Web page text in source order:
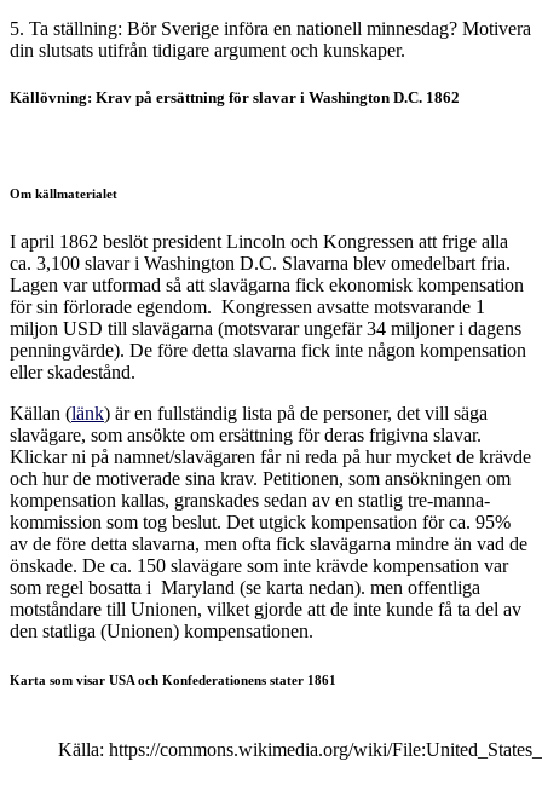
5. Ta ställning: Bör Sverige införa en nationell minnesdag? Motivera
din slutsats utifrån tidigare argument och kunskaper.
Källövning: Krav på ersättning för slavar i Washington D.C. 1862
Om källmaterialet
I april 1862 beslöt president Lincoln och Kongressen att frige alla
ca. 3,100 slavar i Washington D.C. Slavarna blev omedelbart fria.
Lagen var utformad så att slavägarna fick ekonomisk kompensation
för sin förlorade egendom. Kongressen avsatte motsvarande 1
miljon USD till slavägarna (motsvarar ungefär 34 miljoner i dagens
penningvärde). De före detta slavarna fick inte någon kompensation
eller skadestånd.
Källan (länk) är en fullständig lista på de personer, det vill säga
slavägare, som ansökte om ersättning för deras frigivna slavar.
Klickar ni på namnet/slavägaren får ni reda på hur mycket de krävde
och hur de motiverade sina krav. Petitionen, som ansökningen om
kompensation kallas, granskades sedan av en statlig tre-manna-
kommission som tog beslut. Det utgick kompensation för ca. 95%
av de före detta slavarna, men ofta fick slavägarna mindre än vad de
önskade. De ca. 150 slavägare som inte krävde kompensation var
som regel bosatta i Maryland (se karta nedan). men offentliga
motståndare till Unionen, vilket gjorde att de inte kunde få ta del av
den statliga (Unionen) kompensationen.
Karta som visar USA och Konfederationens stater 1861
Källa: https://commons.wikimedia.org/wiki/